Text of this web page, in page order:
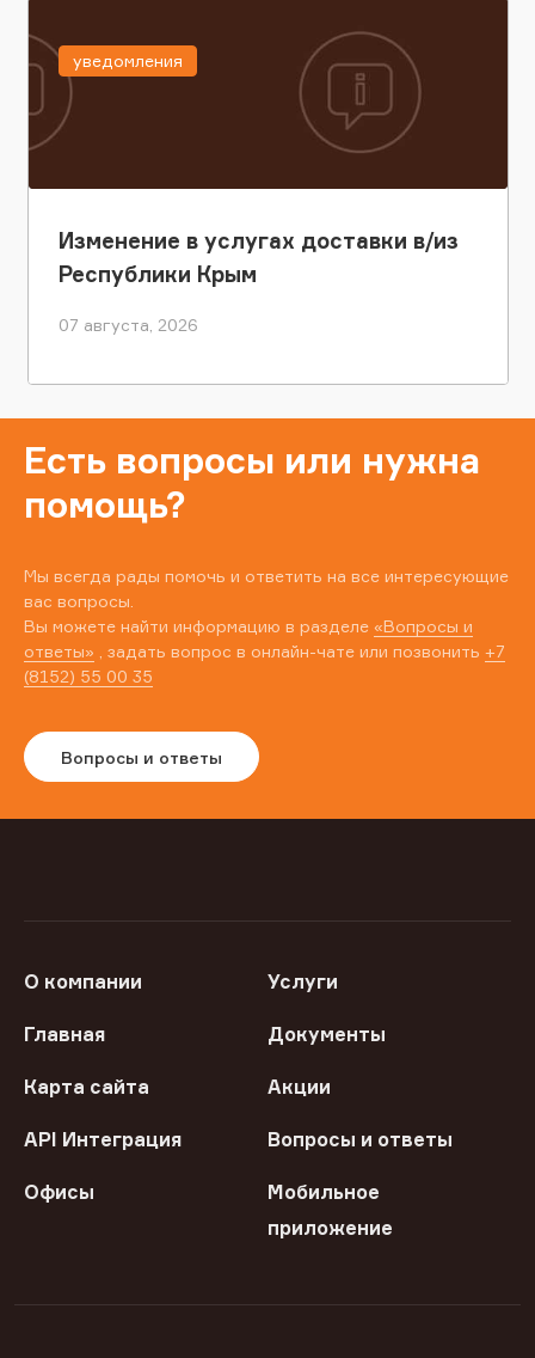
Изменение в услугах доставки в/из
Республики Крым
07 августа, 2026
уведомления
Есть вопросы или нужна
помощь?
Мы всегда рады помочь и ответить на все интересующие
вас вопросы.
Вы можете найти информацию в разделе «Вопросы и
ответы» , задать вопрос в онлайн-чате или позвонить +7
(8152) 55 00 35
Вопросы и ответы
О компании Услуги
Главная Документы
Карта сайта Акции
API Интеграция Вопросы и ответы
Офисы
Мобильное
приложение